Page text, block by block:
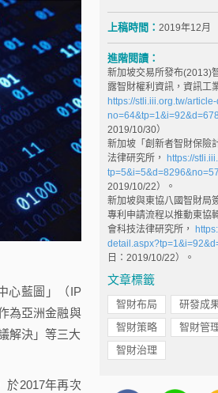
心藍圖」（IP
為亞洲金融與
解決」等三大
2017年再次
上稿時間： 2019年12月
進階閱讀：
新加坡交易所發布(2013)
露智財權利資訊，資訊工
https://stli.iii.org.tw/
2019/10/30）
新加坡「創新者智財保險
法律研究所，
https://
tp=5&i=5&d=8296&no=57
2019/10/22）。
新加坡與東協八國智財局
專利申請流程以推動東協
會科技法律研究所，
日：2019/10/22）。
文章標籤
智財布局 研發成
智財策略
智財管
智財治理